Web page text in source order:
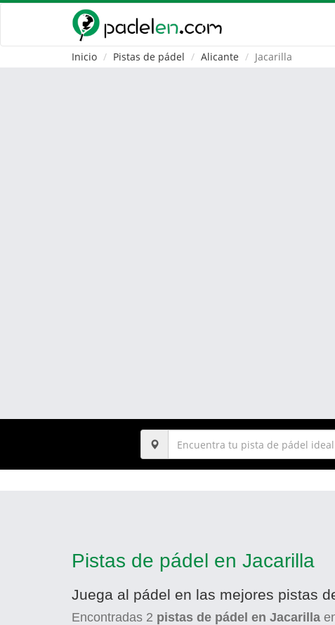
Inicio Pistas de pádel Alicante Jacarilla
Pistas de pádel en Jacarilla
Juega al pádel en las mejores pistas
Encontradas 2 pistas de pádel en Jacarilla